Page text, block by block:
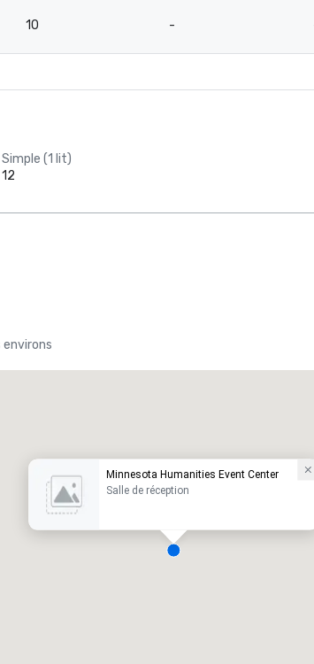
10 -
Simple (1 lit)
12
environs
Minnesota Humanities Event Center
Salle de réception